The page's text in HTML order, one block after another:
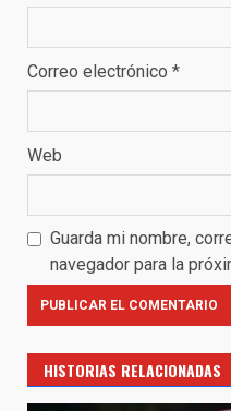
Correo electrónico *
Web
Guarda mi nombre,
navegador para la
HISTORIAS RELACIONADAS